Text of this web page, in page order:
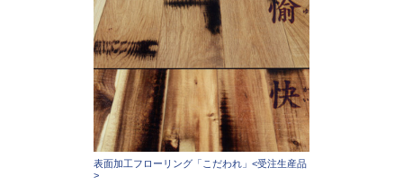
表面加工フローリング「こだわれ」<受注生産品
>